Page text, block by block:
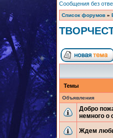
Сообщения без
Список форумов »
Темы
Объявления
Добро
немного о
Ждем